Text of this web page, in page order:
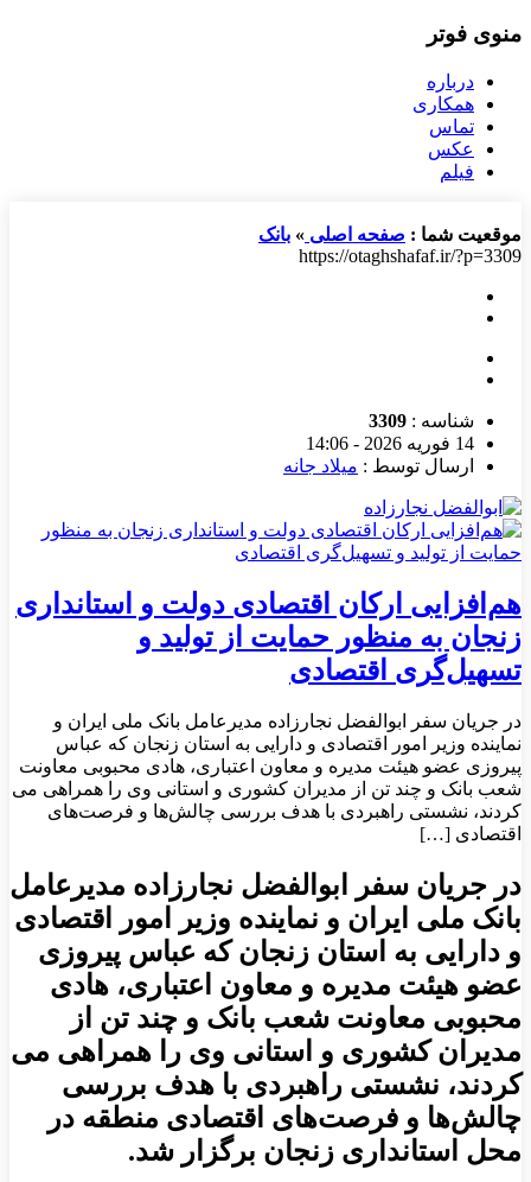
منوی فوتر
درباره
همکاری
تماس
عکس
فیلم
موقعیت شما : صفحه اصلی » بانک
https://otaghshafaf.ir/?p=3309
شناسه : 3309
14 فوریه 2026 - 14:06
ارسال توسط : میلاد جانه
هم‌افزایی ارکان اقتصادی دولت و استانداری
زنجان به منظور حمایت از تولید و
تسهیل‌گری اقتصادی
در جریان سفر ابوالفضل نجارزاده مدیرعامل بانک ملی ایران و
نماینده وزیر امور اقتصادی و دارایی به استان زنجان که عباس
پیروزی عضو هیئت مدیره و معاون اعتباری، هادی محبوبی معاونت
شعب بانک و چند تن از مدیران کشوری و استانی وی را همراهی می
کردند، نشستی راهبردی با هدف بررسی چالش‌ها و فرصت‌های
اقتصادی […]
در جریان سفر ابوالفضل نجارزاده مدیرعامل
بانک ملی ایران و نماینده وزیر امور اقتصادی
و دارایی به استان زنجان که عباس پیروزی
عضو هیئت مدیره و معاون اعتباری، هادی
محبوبی معاونت شعب بانک و چند تن از
مدیران کشوری و استانی وی را همراهی می
کردند، نشستی راهبردی با هدف بررسی
چالش‌ها و فرصت‌های اقتصادی منطقه در
محل استانداری زنجان برگزار شد.